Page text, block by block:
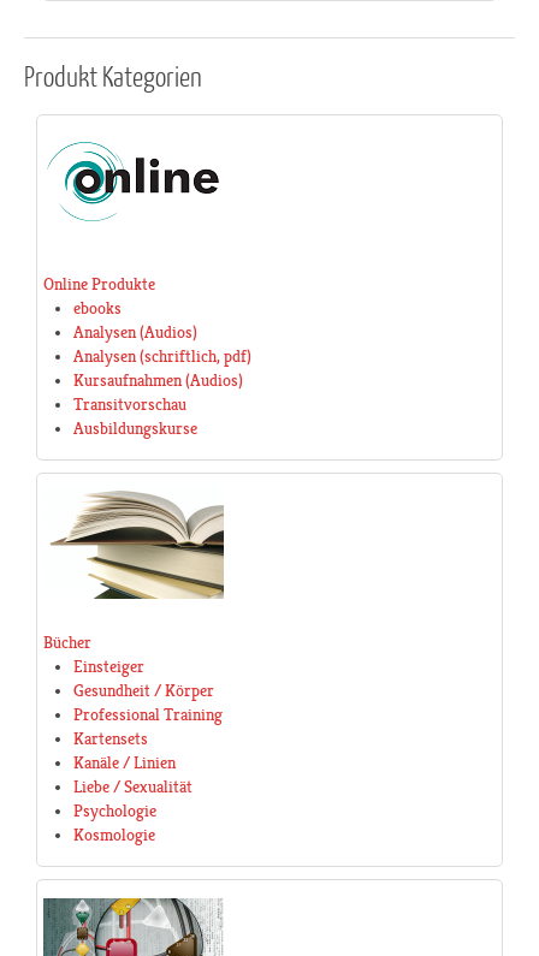
ProduktKategorien
Online Produkte
ebooks
Analysen (Audios)
Analysen (schriftlich, pdf)
Kursaufnahmen (Audios)
Transitvorschau
Ausbildungskurse
Bücher
Einsteiger
Gesundheit / Körper
Professional Training
Kartensets
Kanäle / Linien
Liebe / Sexualität
Psychologie
Kosmologie